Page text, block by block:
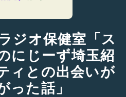
ジオ保健室「ス
にじーず埼玉紹
ィとの出会いが
った話」